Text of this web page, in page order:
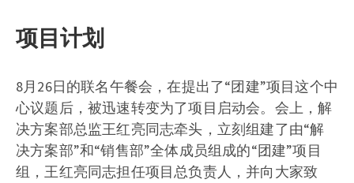
项目计划
8月26日的联名午餐会，在提出了“团建”项目这个中
心议题后，被迅速转变为了项目启动会。会上，解
决方案部总监王红亮同志牵头，立刻组建了由“解
决方案部”和“销售部”全体成员组成的“团建”项目
组，王红亮同志担任项目总负责人，并向大家致